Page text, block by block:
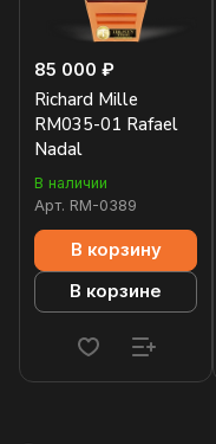
85 000 ₽
Richard Mille
RM035-01 Rafael
Nadal
В наличии
Арт. RM-0389
В корзину
В корзине